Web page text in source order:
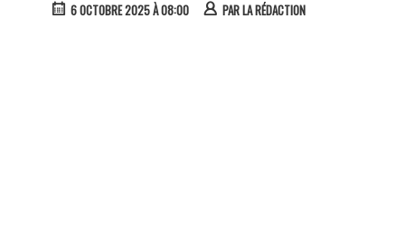
6 OCTOBRE 2025 À 08:00 PARLA RÉDACTION